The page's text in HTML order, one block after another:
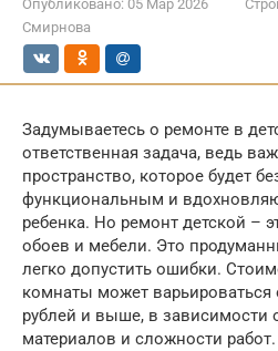
Опубликовано: 05 Мар 2026
Смирнова
Задумываетесь о ремонте в
ответственная задача, ведь
пространство, которое будет
функциональным и
ребенка. Но ремонт детской –
обоев и мебели. Это
легко допустить ошибки.
комнаты может варьироваться
рублей и выше, в
материалов и сложности